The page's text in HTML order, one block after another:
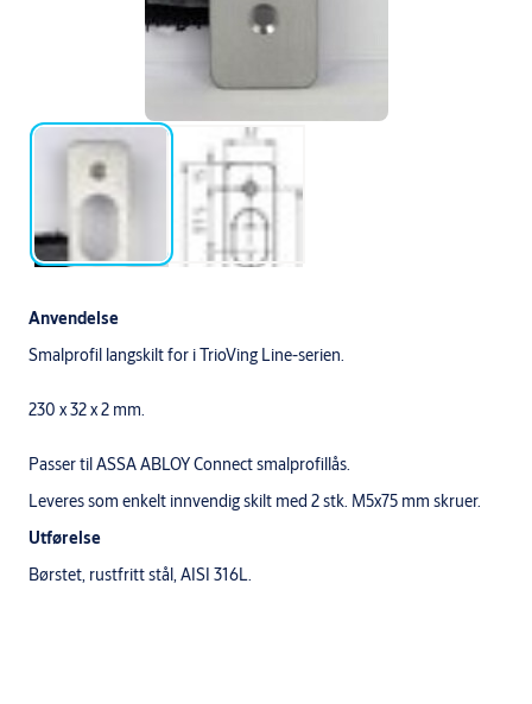
Anvendelse
Smalprofil langskilt for i TrioVing Line-serien.
230 x 32 x 2 mm.
Passer til ASSA ABLOY Connect smalprofillås.
Leveres som enkelt innvendig skilt med 2 stk. M5x75 mm skruer.
Utførelse
Børstet, rustfritt stål, AISI 316L.